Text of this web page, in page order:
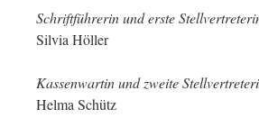
Schriftführerin und erste
Silvia Höller
Kassenwartin und zweite
Helma Schütz